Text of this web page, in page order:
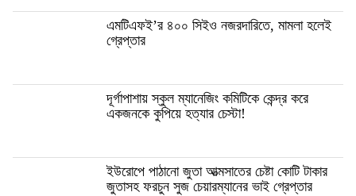
এমটিএফই’র ৪০০ সিইও নজরদারিতে, মামলা হলেই
গ্রেপ্তার
দূর্গাপাশায় স্কুল ম্যানেজিং কমিটিকে কেন্দ্র করে
একজনকে কুপিয়ে হত্যার চেস্টা!
ইউরোপে পাঠানো জুতা আত্মসাতের চেষ্টা কোটি টাকার
জুতাসহ ফরচুন সুজ চেয়ারম্যানের ভাই গ্রেপ্তার